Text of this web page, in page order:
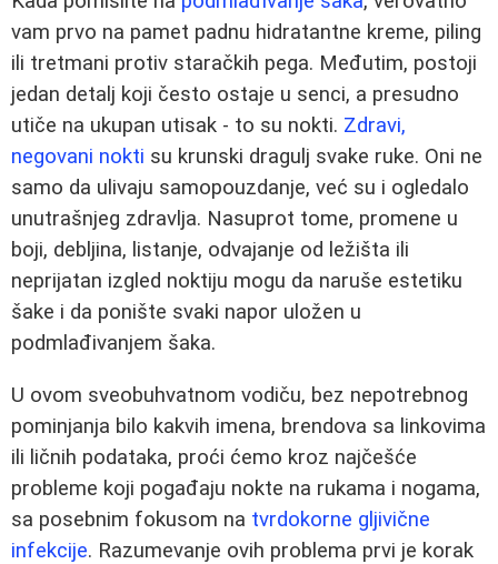
vam prvo na pamet padnu hidratantne kreme, piling
ili tretmani protiv staračkih pega. Međutim, postoji
jedan detalj koji često ostaje u senci, a presudno
utiče na ukupan utisak - to su nokti. Zdravi,
negovani nokti su krunski dragulj svake ruke. Oni ne
samo da ulivaju samopouzdanje, već su i ogledalo
unutrašnjeg zdravlja. Nasuprot tome, promene u
boji, debljina, listanje, odvajanje od ležišta ili
neprijatan izgled noktiju mogu da naruše estetiku
šake i da ponište svaki napor uložen u
podmlađivanjem šaka.
U ovom sveobuhvatnom vodiču, bez nepotrebnog
pominjanja bilo kakvih imena, brendova sa linkovima
ili ličnih podataka, proći ćemo kroz najčešće
probleme koji pogađaju nokte na rukama i nogama,
sa posebnim fokusom na tvrdokorne gljivične
infekcije. Razumevanje ovih problema prvi je korak